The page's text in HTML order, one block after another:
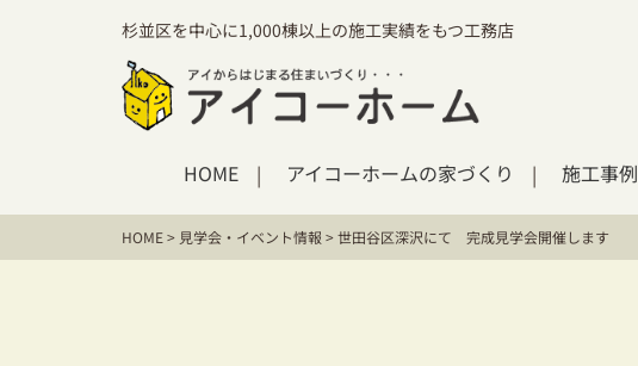
杉並区を中心に1,000棟以上の施工実績をもつ工務店
HOME アイコーホームの家づくり 施工事例
HOME> 見学会・イベント情報 >世田谷区深沢にて 完成見学会開催します